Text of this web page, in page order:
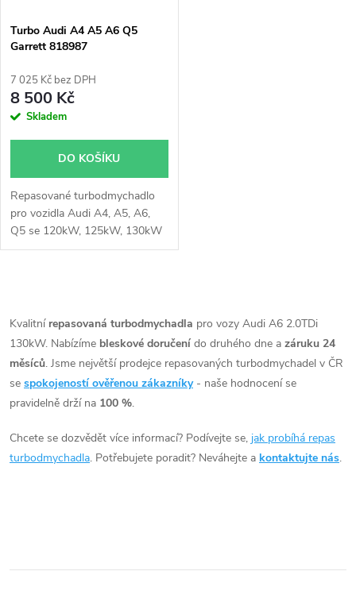
p
r
o
u
k
ů
s
p
r
o
d
u
k
ů
Turbo Audi A4 A5 A6 Q5
Garrett 818987
7 025 Kč bez DPH
8 500 Kč
Skladem
DO KOŠÍKU
Repasované turbodmychadlo
pro vozidla Audi A4, A5, A6,
Q5 se 120kW, 125kW, 130kW
v
l
á
a
Kvalitní repasovaná turbodmychadla pro vozy Audi A6 2.0TDi
130kW. Nabízíme bleskové doručení do druhého dne a záruku 24
měsíců. Jsme největší prodejce repasovaných turbodmychadel v ČR
se spokojeností ověřenou zákazníky- naše hodnocení se
pravidelně drží na 100 %.
Chcete se dozvědět více informací? Podívejte se, jak probíhá repas
turbodmychadla. Potřebujete poradit? Neváhejte a kontaktujte nás.